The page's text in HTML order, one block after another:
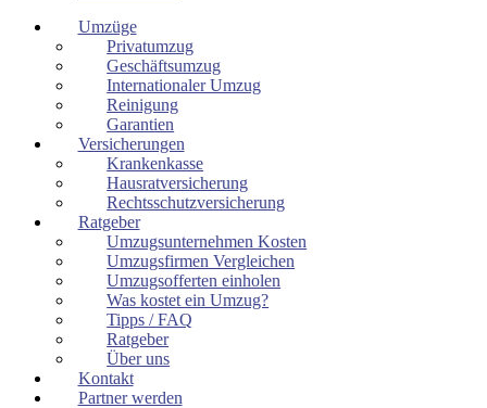
Umzüge
Privatumzug
Geschäftsumzug
Internationaler Umzug
Reinigung
Garantien
Versicherungen
Krankenkasse
Hausratversicherung
Rechtsschutzversicherung
Ratgeber
Umzugsunternehmen Kosten
Umzugsfirmen Vergleichen
Umzugsofferten einholen
Was kostet ein Umzug?
Tipps / FAQ
Ratgeber
Über uns
Kontakt
Partner werden